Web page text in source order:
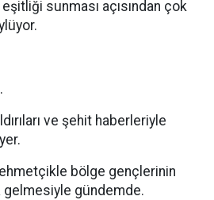
sunması açısından çok
ve şehit haberleriyle
bölge gençlerinin
gelmesiyle gündemde.